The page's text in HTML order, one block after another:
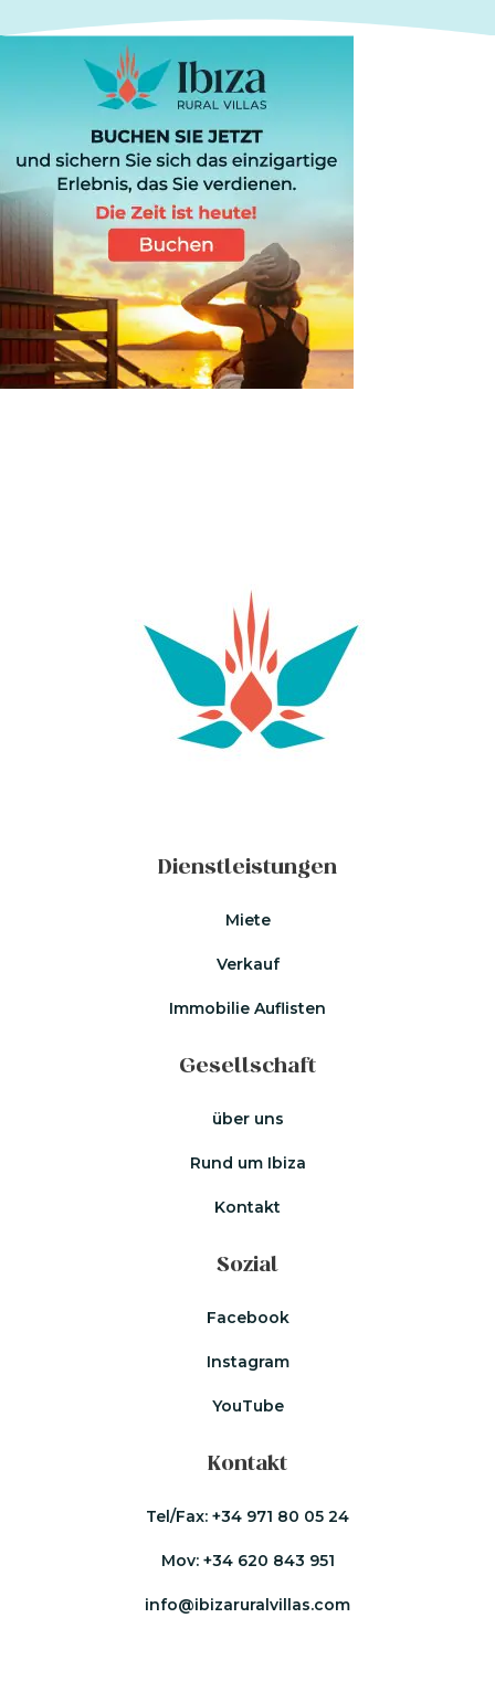
Dienstleistungen
Miete
Verkauf
Immobilie Auflisten
Gesellschaft
über uns
Rund um Ibiza
Kontakt
Sozial
Facebook
Instagram
YouTube
Kontakt
Tel/Fax: +34 971 80 05 24
Mov: +34 620 843 951
info@ibizaruralvillas.com